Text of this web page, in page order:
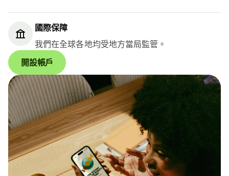
國際保障
我們在全球各地均受地方當局監管。
開設帳戶